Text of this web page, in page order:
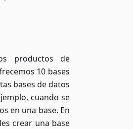
productos de
10 bases
bases de datos
cuando se
en una base. En
crear una base